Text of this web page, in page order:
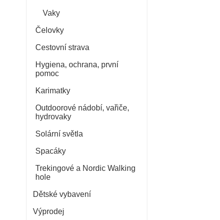
Vaky
Čelovky
Cestovní strava
Hygiena, ochrana, první
pomoc
Karimatky
Outdoorové nádobí, vařiče,
hydrovaky
Solární světla
Spacáky
Trekingové a Nordic Walking
hole
Dětské vybavení
Výprodej